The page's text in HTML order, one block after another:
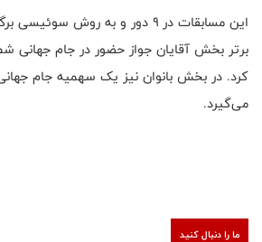
این مسابقات در ۹ دور و به روش
برتر بخش آقایان جواز حضور در جام جهانی
کرد. در بخش بانوان نیز یک سهمیه جام جهانی
می‌گیرد.
ما را دنبال کنید